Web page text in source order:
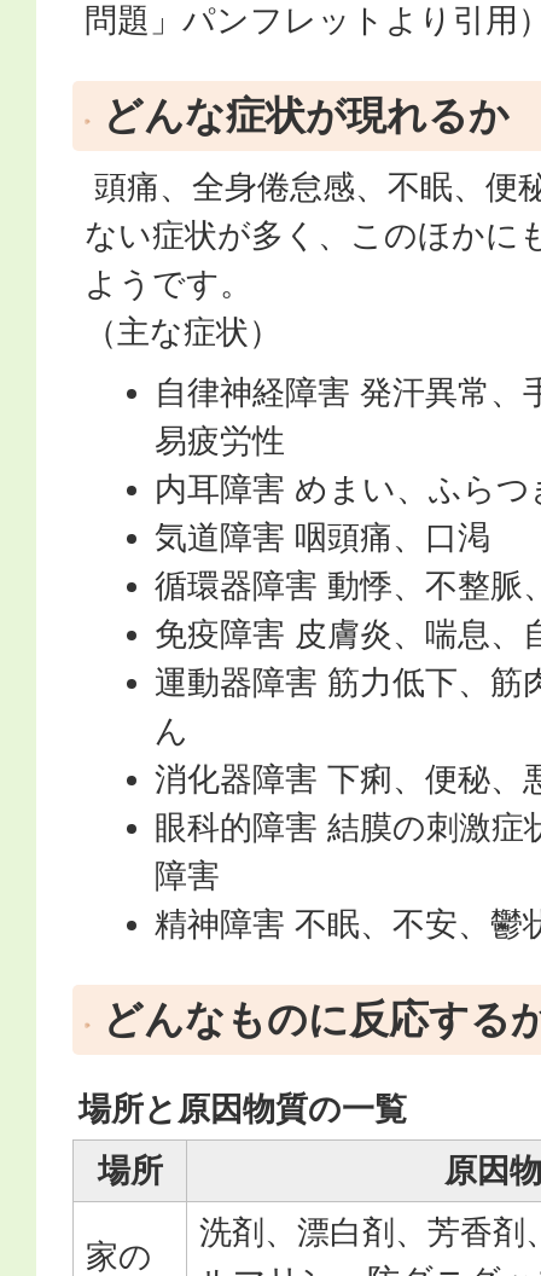
問題」パンフレットより引用
どんな症状が現れるか
頭痛、全身倦怠感、不眠、便
ない症状が多く、このほかに
ようです。
（主な症状）
自律神経障害 発汗異常、
易疲労性
内耳障害 めまい、ふらつ
気道障害 咽頭痛、口渇
循環器障害 動悸、不整脈
免疫障害 皮膚炎、喘息、
運動器障害 筋力低下、筋
ん
消化器障害 下痢、便秘、
眼科的障害 結膜の刺激症
障害
精神障害 不眠、不安、鬱
どんなものに反応する
場所と原因物質の一覧
場所
原因
家の
洗剤、漂白剤、芳香剤